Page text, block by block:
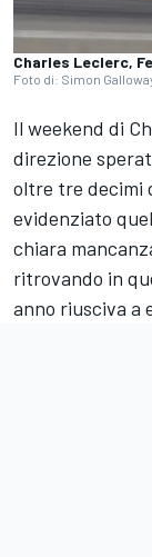
Charles Leclerc,
Foto di: Simon
Il weekend di
direzione
oltre tre decimi
evidenziato
chiara
ritrovando in
anno riusciva a